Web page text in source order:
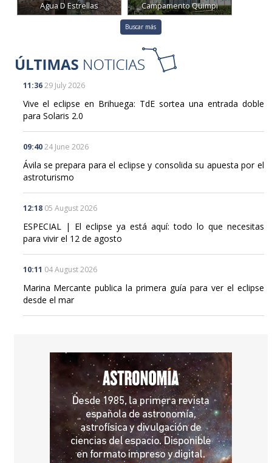
Agua D Estrellas Campamento Quimpi
Buscar más
11:36 29 July 2026
Vive el eclipse en Brihuega: TdE sortea una entrada doble
para Solaris 2.0
09:40 24 June 2026
Ávila se prepara para el eclipse y consolida su apuesta por el
astroturismo
12:18 05 August 2026
ESPECIAL | El eclipse ya está aquí: todo lo que necesitas
para vivir el 12 de agosto
10:11 04 August 2026
Marina Mercante publica la primera guía para ver el eclipse
desde el mar